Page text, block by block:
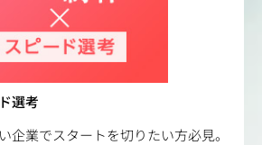
選考
企業でスタートを切りたい方必見。